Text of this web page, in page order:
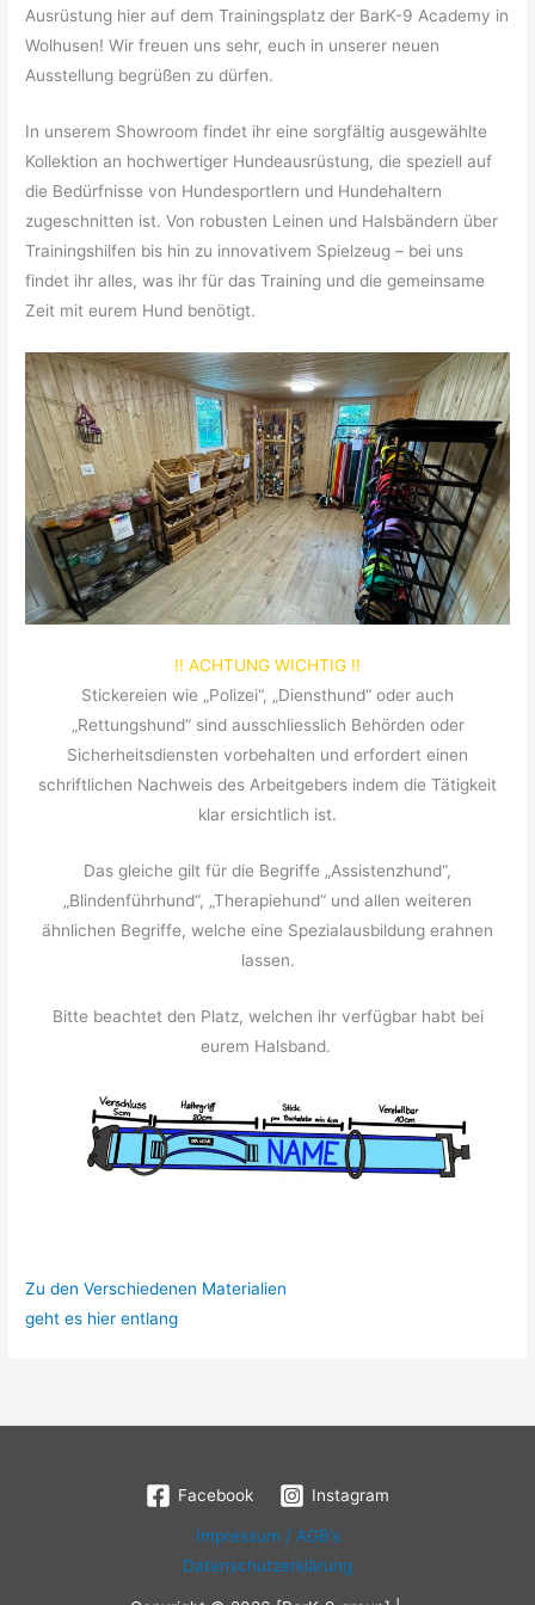
Ausrüstung hier auf dem Trainingsplatz der BarK-9 Academy in
Wolhusen! Wir freuen uns sehr, euch in unserer neuen
Ausstellung begrüßen zu dürfen.
In unserem Showroom findet ihr eine sorgfältig ausgewählte
Kollektion an hochwertiger Hundeausrüstung, die speziell auf
die Bedürfnisse von Hundesportlern und Hundehaltern
zugeschnitten ist. Von robusten Leinen und Halsbändern über
Trainingshilfen bis hin zu innovativem Spielzeug – bei uns
findet ihr alles, was ihr für das Training und die gemeinsame
Zeit mit eurem Hund benötigt.
!! ACHTUNG WICHTIG !!
Stickereien wie „Polizei“, „Diensthund“ oder auch
„Rettungshund“ sind ausschliesslich Behörden oder
Sicherheitsdiensten vorbehalten und erfordert einen
schriftlichen Nachweis des Arbeitgebers indem die Tätigkeit
klar ersichtlich ist.
Das gleiche gilt für die Begriffe „Assistenzhund“,
„Blindenführhund“, „Therapiehund“ und allen weiteren
ähnlichen Begriffe, welche eine Spezialausbildung erahnen
lassen.
Bitte beachtet den Platz, welchen ihr verfügbar habt bei
eurem Halsband.
Zu den Verschiedenen Materialien
geht es hier entlang
Facebook Instagram
Impressum / AGB’s
Datenschutzerklärung